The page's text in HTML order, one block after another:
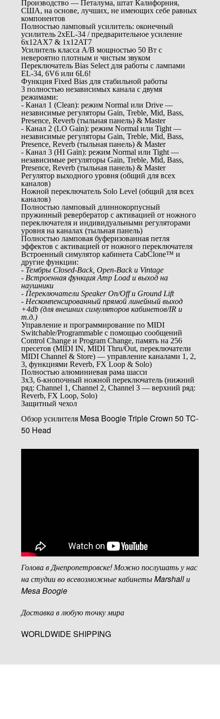
Производство — Петалума, штат Калифорния,
США, на основе, лучших, не имеющих себе равных
компонентов
Полностью ламповый усилитель: оконечный
усилитель 2xEL-34 / предварительное усиление
6x12AX7 & 1x12AT7
Усилитель класса A/B мощностью 50 Вт с
невероятно плотным и чистым звуком
Переключатель Bias Select для работы с лампами
EL-34, 6V6 или 6L6!
Функция Fixed Bias для стабильной работы
3 полностью независимых канала с двумя
режимами:
- Канал 1 (Clean): режим Normal или Drive —
независимые регуляторы Gain, Treble, Mid, Bass,
Presence, Reverb (тыльная панель) & Master
- Канал 2 (LO Gain): режим Normal или Tight —
независимые регуляторы Gain, Treble, Mid, Bass,
Presence, Reverb (тыльная панель) & Master
- Канал 3 (HI Gain): режим Normal или Tight —
независимые регуляторы Gain, Treble, Mid, Bass,
Presence, Reverb (тыльная панель) & Master
Регулятор выходного уровня (общий для всех
каналов)
Ножной переключатель Solo Level (общий для всех
каналов)
Полностью ламповый длиннокорпусный
пружинный ревербератор с активацией от ножного
переключателя и индивидуальными регуляторами
уровня на каналах (тыльная панель)
Полностью ламповая буферизованная петля
эффектов с активацией от ножного переключателя
Встроенный симулятор кабинета CabClone™ и
другие функции:
- Тембры Closed-Back, Open-Backи Vintage
- Встроенная функция Amp Load и выход на
наушники
- ПереключателиSpeaker On/OffиGround Lift
- Нескомпенсированный прямой линейный выход
+4db (для внешних симуляторов кабинетов/IR и
т.д.)
Управление и программирование по MIDI
Switchable/Programmable с помощью сообщений
Control Change и Program Change, память на 256
пресетов (MIDI IN, MIDI Thru/Out, переключатели
MIDI Channel & Store) — управление каналами 1, 2,
3, функциями Reverb, FX Loop & Solo)
Полностью алюминиевая рама шасси
3x3, 6-кнопочный ножной переключатель (нижний
ряд: Channel 1, Channel 2, Channel 3 — верхний ряд:
Reverb, FX Loop, Solo)
Защитный чехол
Обзор усилителя Mesa Boogie Triple Crown 50 TC-
50 Head
Голова в Днепропетровске! Можно послушать у нас
на студии во всевозможные кабинеты Marshall и
Mesa Boogie
Доставка в любую точку мира
WORLDWIDE SHIPPING